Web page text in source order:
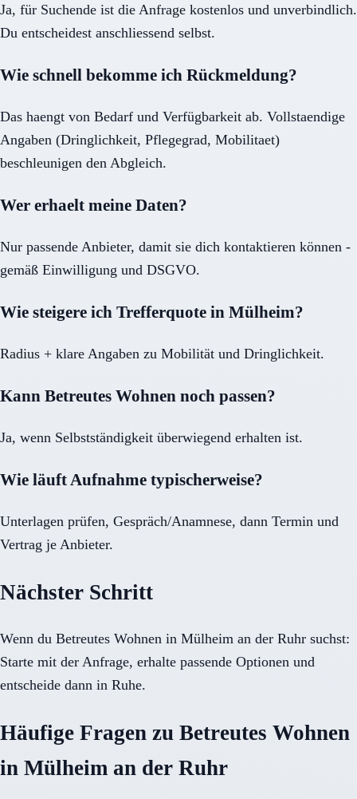
Ja, für Suchende ist die Anfrage kostenlos und unverbindlich.
Du entscheidest anschliessend selbst.
Wie schnell bekomme ich Rückmeldung?
Das haengt von Bedarf und Verfügbarkeit ab. Vollstaendige
Angaben (Dringlichkeit, Pflegegrad, Mobilitaet)
beschleunigen den Abgleich.
Wer erhaelt meine Daten?
Nur passende Anbieter, damit sie dich kontaktieren können -
gemäß Einwilligung und DSGVO.
Wie steigere ich Trefferquote in Mülheim?
Radius + klare Angaben zu Mobilität und Dringlichkeit.
Kann Betreutes Wohnen noch passen?
Ja, wenn Selbstständigkeit überwiegend erhalten ist.
Wie läuft Aufnahme typischerweise?
Unterlagen prüfen, Gespräch/Anamnese, dann Termin und
Vertrag je Anbieter.
Nächster Schritt
Wenn du Betreutes Wohnen in Mülheim an der Ruhr suchst:
Starte mit der Anfrage, erhalte passende Optionen und
entscheide dann in Ruhe.
Häufige Fragen zu Betreutes Wohnen
in Mülheim an der Ruhr